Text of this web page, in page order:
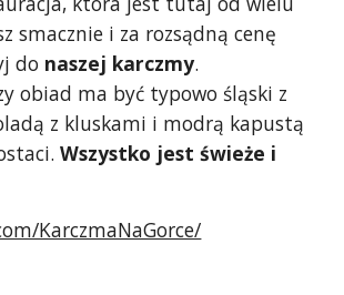
smacznie i za rozsądną cenę
do naszej karczmy.
obiad ma być typowo śląski z
z kluskami i modrą kapustą
Wszystko jest świeże i
KarczmaNaGorce/